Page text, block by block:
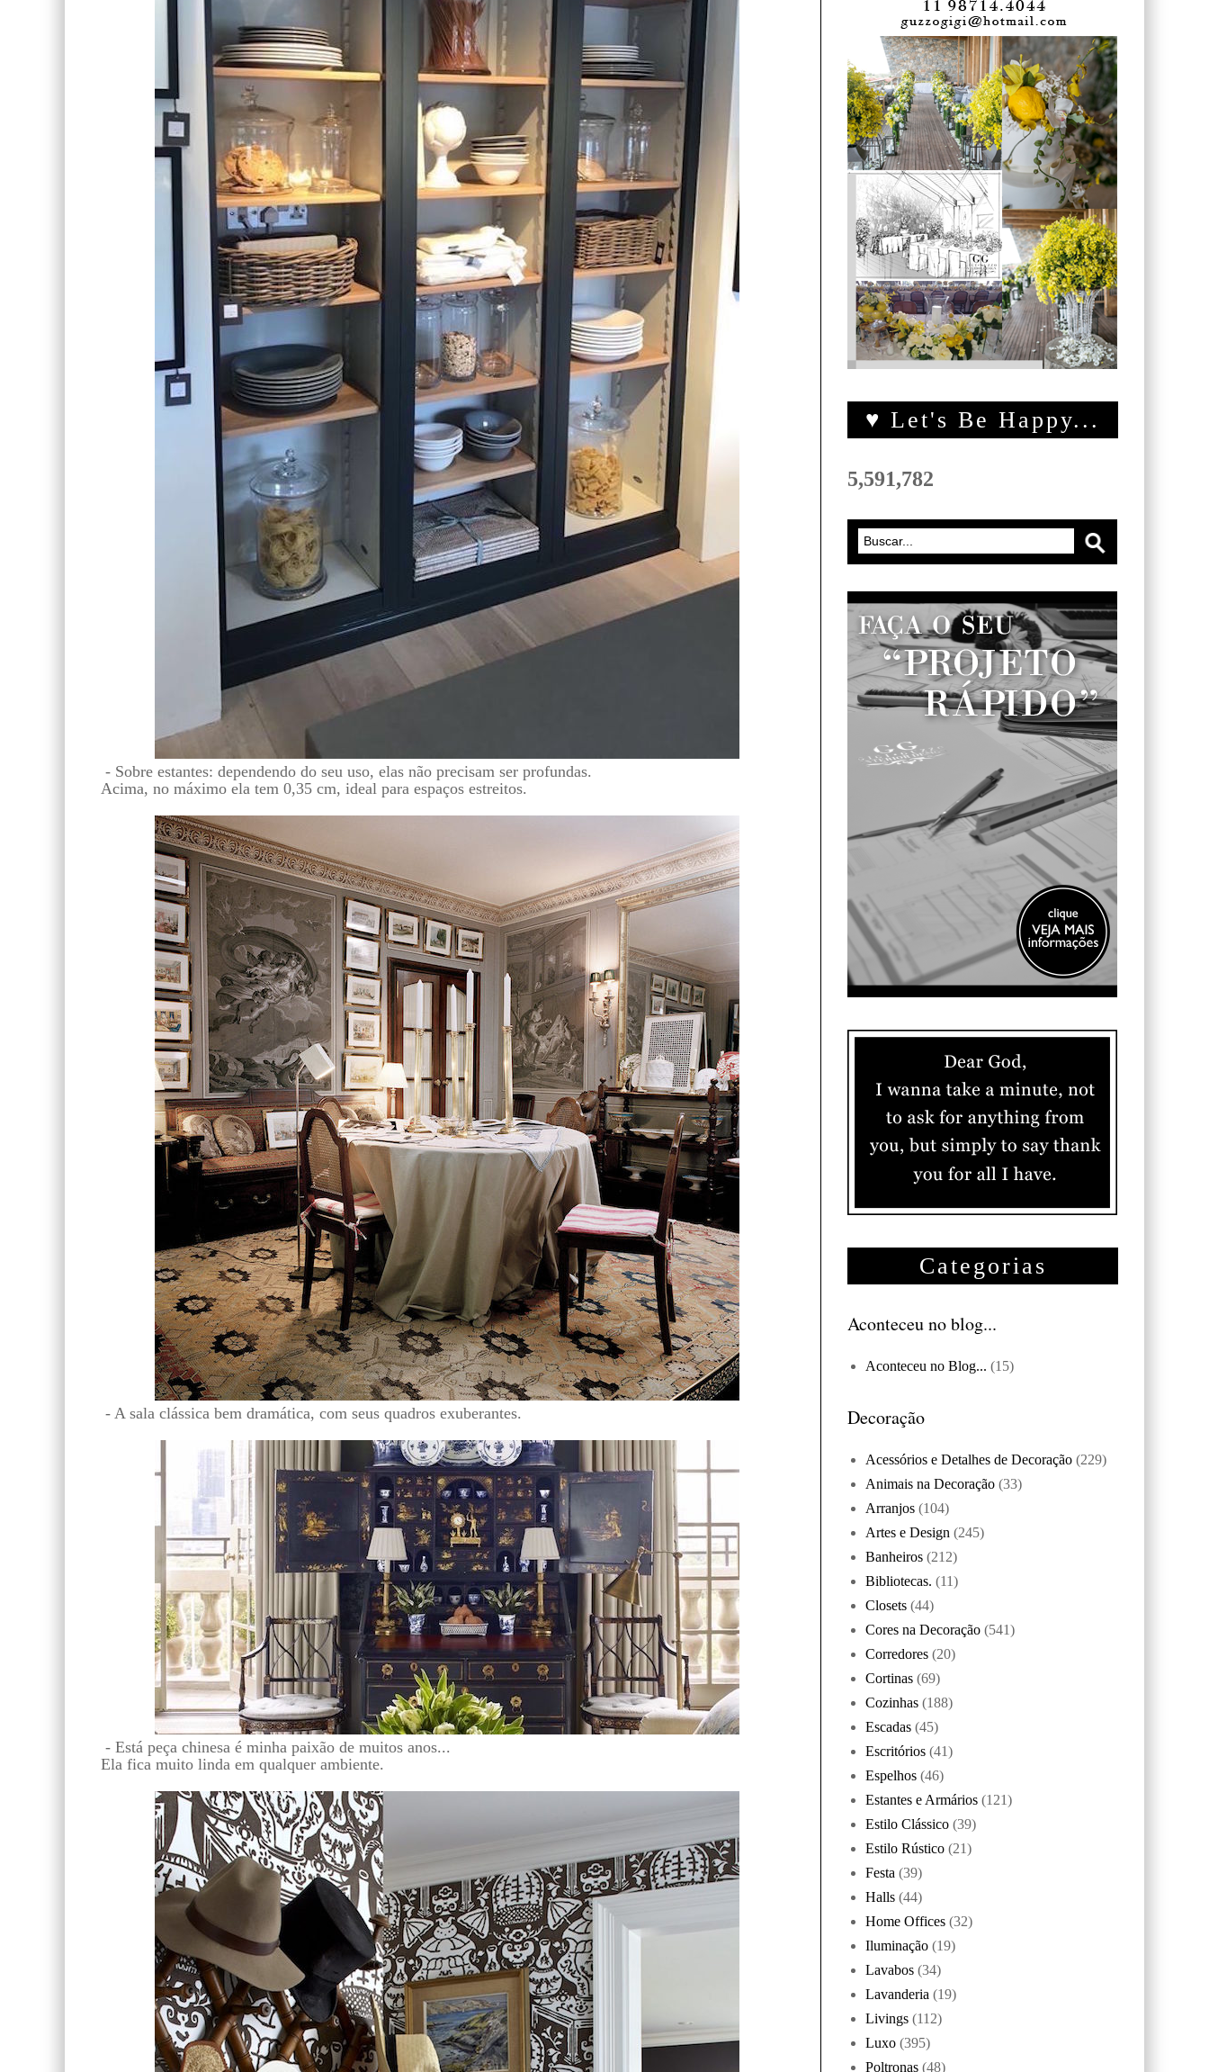
- Sobre estantes: dependendo do seu uso, elas não precisam ser profundas.
Acima, no máximo ela tem 0,35 cm, ideal para espaços estreitos.
- A sala clássica bem dramática, com seus quadros exuberantes.
- Está peça chinesa é minha paixão de muitos anos...
Ela fica muito linda em qualquer ambiente.
♥ Let's Be Happy...
5,591,782
Categorias
Aconteceu no blog...
Aconteceu no Blog... (15)
Decoração
Acessórios e Detalhes de Decoração (229)
Animais na Decoração (33)
Arranjos (104)
Artes e Design (245)
Banheiros (212)
Bibliotecas. (11)
Closets (44)
Cores na Decoração (541)
Corredores (20)
Cortinas (69)
Cozinhas (188)
Escadas (45)
Escritórios (41)
Espelhos (46)
Estantes e Armários (121)
Estilo Clássico (39)
Estilo Rústico (21)
Festa (39)
Halls (44)
Home Offices (32)
Iluminação (19)
Lavabos (34)
Lavanderia (19)
Livings (112)
Luxo (395)
Poltronas (48)